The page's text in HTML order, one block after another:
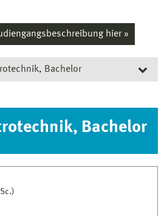
hier »
Bachelor
Fakultät für
Bauingenieurwesen
Bachelor